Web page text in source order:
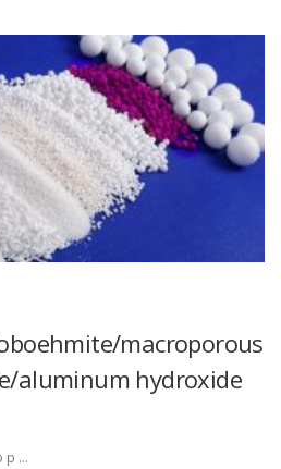
macroporous
aluminum hydroxide
p …